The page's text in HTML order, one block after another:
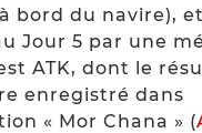
bord du navire),
Jour 5 par une
ATK, dont le
enregistré dans
« Mor Chana » (